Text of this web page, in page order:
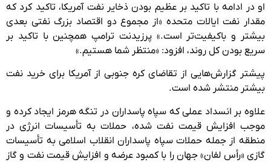
او در ادامه با تاکید بر عظیم بودن ذخایر نفت آمریکا، تاکید کرد که
مقدار نفت ایالات متحده «از مجموع دو اقتصاد بزرگ نفتی بعدی
بیشتر و باکیفیت‌تر است.» پرزیدنت ترامپ همچنین با تاکید بر
سریع بودن کل روند، افزود: «منتظر شما هستیم.»
پیشتر گزارش‌هایی از تقاضای کره جنوبی از آمریکا برای خرید نفت
بیشتر منتشر شده است.
علاوه بر انسداد عملی که سپاه پاسداران در تنگه هرمز ایجاد کرده و
موجب افزایش قیمت نفت شده، حملات به تأسیسات انرژی در
منطقه از جمله حملات سپاه پاسداران انقلاب اسلامی به تأسیسات
گازی «رأس لفان» جهان را با کمبود عرضه و افزایش قیمت نفت و گاز